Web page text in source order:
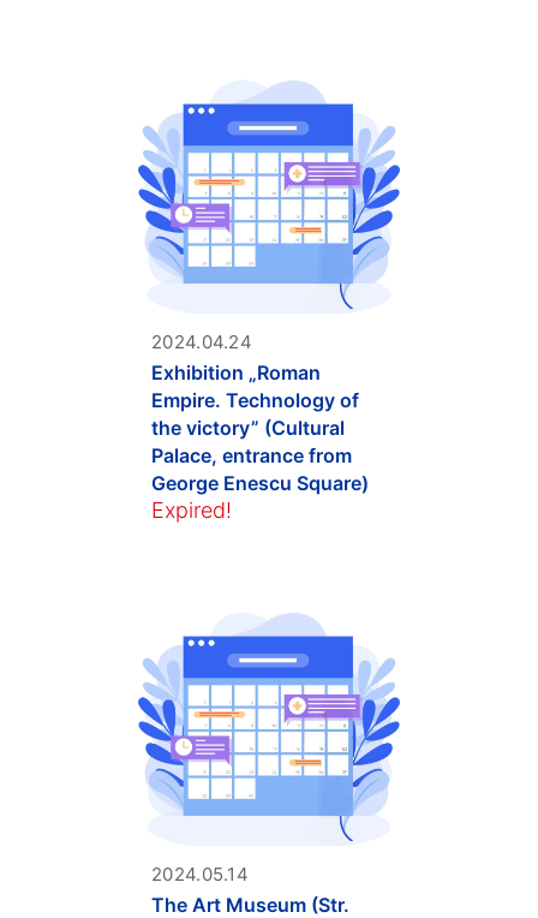
2024.04.24
Exhibition „Roman
Empire. Technology of
the victory” (Cultural
Palace, entrance from
George Enescu Square)
Expired!
2024.05.14
The Art Museum (Str.